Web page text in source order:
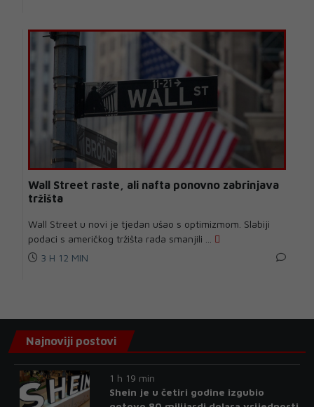
Wall Street raste, ali nafta ponovno zabrinjava
tržišta
Wall Street u novi je tjedan ušao s optimizmom. Slabiji
podaci s američkog tržišta rada smanjili ...
3 H 12 MIN
Najnoviji postovi
1 h 19 min
Shein je u četiri godine izgubio